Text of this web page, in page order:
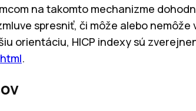
na takomto mechanizme
spresniť, či môže alebo nemôže
orientáciu, HICP indexy sú
.